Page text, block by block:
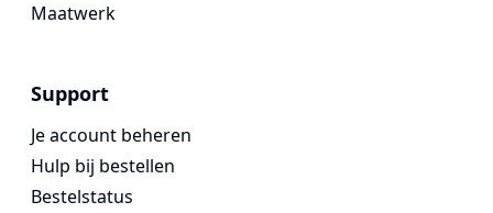
Maatwerk
Support
Je account beheren
Hulp bij bestellen
Bestelstatus